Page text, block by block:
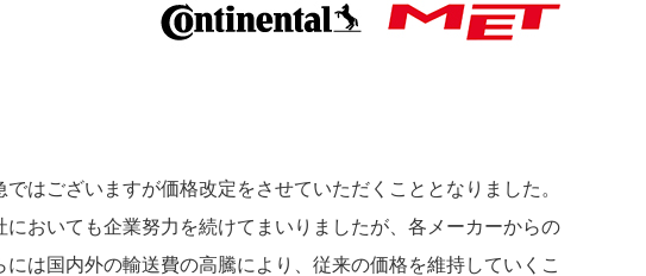
はございますが価格改定をさせていただくこととなりました。
おいても企業努力を続けてまいりましたが、各メーカーからの
は国内外の輸送費の高騰により、従来の価格を維持していくこ